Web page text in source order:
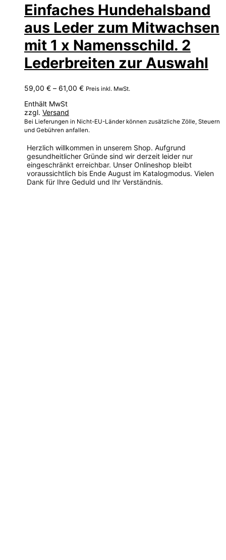
Einfaches Hundehalsband
aus Leder zum Mitwachsen
mit 1 x Namensschild. 2
Lederbreiten zur Auswahl
59,00 € – 61,00 €Preisspanne:
Preis inkl. MwSt.
Enthält MwSt
zzgl. Versand
Bei Lieferungen in Nicht-EU-Länder können zusätzliche Zölle, Steuern
und Gebühren anfallen.
Herzlich willkommen in unserem Shop. Aufgrund
gesundheitlicher Gründe sind wir derzeit leider nur
eingeschränkt erreichbar. Unser Onlineshop bleibt
voraussichtlich bis Ende August im Katalogmodus. Vielen
Dank für Ihre Geduld und Ihr Verständnis.